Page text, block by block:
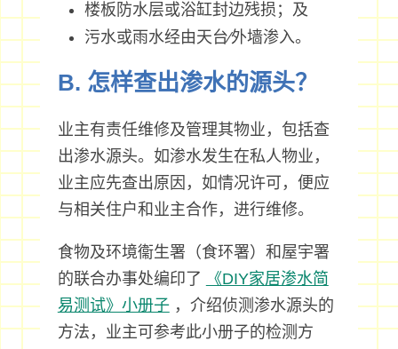
楼板防水层或浴缸封边残损；及
污水或雨水经由天台∕外墙渗入。
B. 怎样查出渗水的源头？
业主有责任维修及管理其物业，包括查
出渗水源头。如渗水发生在私人物业，
业主应先查出原因，如情况许可，便应
与相关住户和业主合作，进行维修。
食物及环境衞生署（食环署）和屋宇署
的联合办事处编印了
《DIY家居渗水简
易测试》小册子，介绍侦测渗水源头的
方法，业主可参考此小册子的检测方